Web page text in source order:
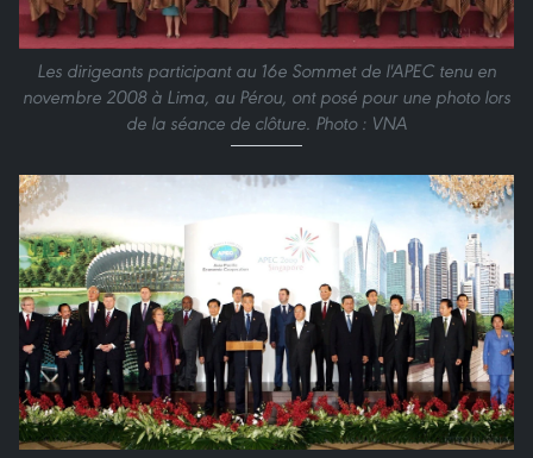
Les dirigeants participant au 16e Sommet de l'APEC tenu en
novembre 2008 à Lima, au Pérou, ont posé pour une photo lors
de la séance de clôture. Photo : VNA